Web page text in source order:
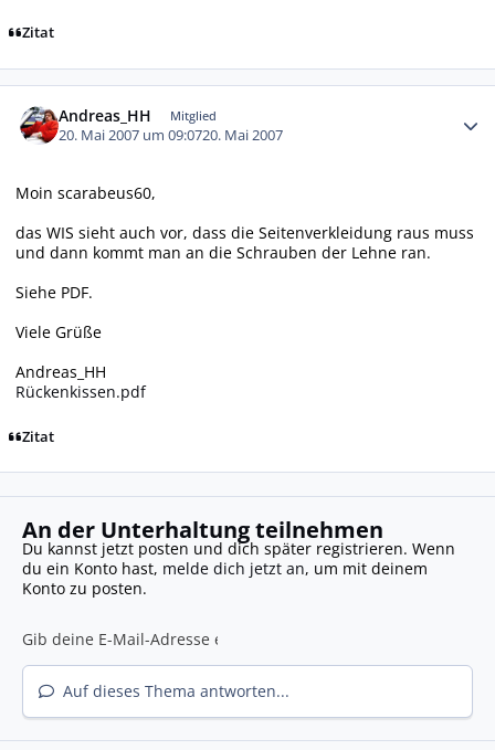
Zitat
Andreas_HH Mitglied
20. Mai 2007 um 09:0720. Mai 2007
Moin scarabeus60,
das WIS sieht auch vor, dass die Seitenverkleidung raus muss
und dann kommt man an die Schrauben der Lehne ran.
Siehe PDF.
Viele Grüße
Andreas_HH
Rückenkissen.pdf
Zitat
An der Unterhaltung teilnehmen
Du kannst jetzt posten und dich später registrieren. Wenn
du ein Konto hast, melde dich jetzt an, um mit deinem
Konto zu posten.
Auf dieses Thema antworten...